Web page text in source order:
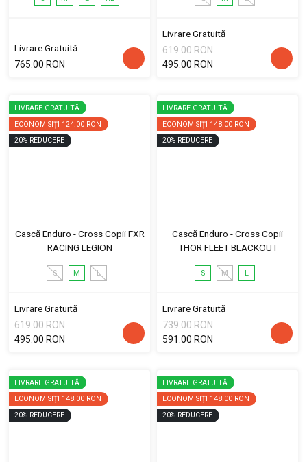
Livrare Gratuită
765.00 RON
Livrare Gratuită
619.00 RON
495.00 RON
LIVRARE GRATUITĂ
ECONOMISIȚI 124.00 RON
20% REDUCERE
Cască Enduro - Cross Copii FXR
RACING LEGION
S M L
Livrare Gratuită
619.00 RON
495.00 RON
LIVRARE GRATUITĂ
ECONOMISIȚI 148.00 RON
20% REDUCERE
Cască Enduro - Cross Copii
THOR FLEET BLACKOUT
S M L
Livrare Gratuită
739.00 RON
591.00 RON
LIVRARE GRATUITĂ
ECONOMISIȚI 148.00 RON
20% REDUCERE
LIVRARE GRATUITĂ
ECONOMISIȚI 148.00 RON
20% REDUCERE